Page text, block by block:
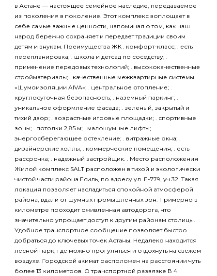
в Астане — настоящее семейное наследие, передаваемое
из поколения в поколение. Этот комплекс воплощает в
себе самые важные ценности, напоминая о том, как наш
народ бережно сохраняет и передает традиции своим
детям и внукам. Преимущества ЖК . комфорт-класс; . есть
перепланировка; . школа и детсад по соседству; .
применение передовых технологий; . высококачественные
стройматериалы; . качественные межквартирные системы
«Шумоизоляции AIVA»; . центральное отопление; .
круглосуточная безопасность; . наземный паркинг; .
уникальное оформление фасада; . зеленый, закрытый и
тихий двор; . возрастные игровые площадки; . спортивные
зоны; . потолки 2,85 м; . малошумные лифты; .
энергосберегающее остекление; . витражные окна; .
дизайнерские холлы; . коммерческие помещения; . есть
рассрочка; . надежный застройщик. . Место расположения
Жилой комплекс SALT расположен в тихой и экологически
чистой части района Есиль, по адресу ул. Е-779, уч.32. Такая
локация позволяет насладиться спокойной атмосферой
района, вдали от шумных промышленных зон. Примерно в
километре проходит оживленная автодорога, что
значительно упрощает доступ к другим районам столицы.
Удобное транспортное сообщение позволяет быстро
добраться до ключевых точек Астаны. Недалеко находится
лесной парк, где можно прогуляться и отдохнуть на свежем
воздухе. Городской акимат расположен на расстоянии чуть
более 13 километров. О транспортной развязке В 4